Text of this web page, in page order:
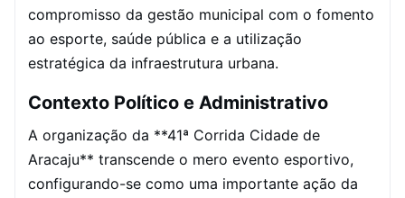
compromisso da gestão municipal com o fomento
ao esporte, saúde pública e a utilização
estratégica da infraestrutura urbana.
Contexto Político e Administrativo
A organização da **41ª Corrida Cidade de
Aracaju** transcende o mero evento esportivo,
configurando-se como uma importante ação da